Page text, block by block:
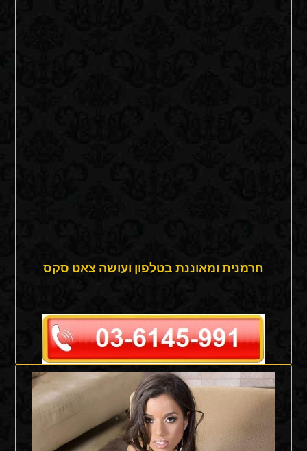
חרמנית ומאוננת בטלפון ועושה צאט סקס